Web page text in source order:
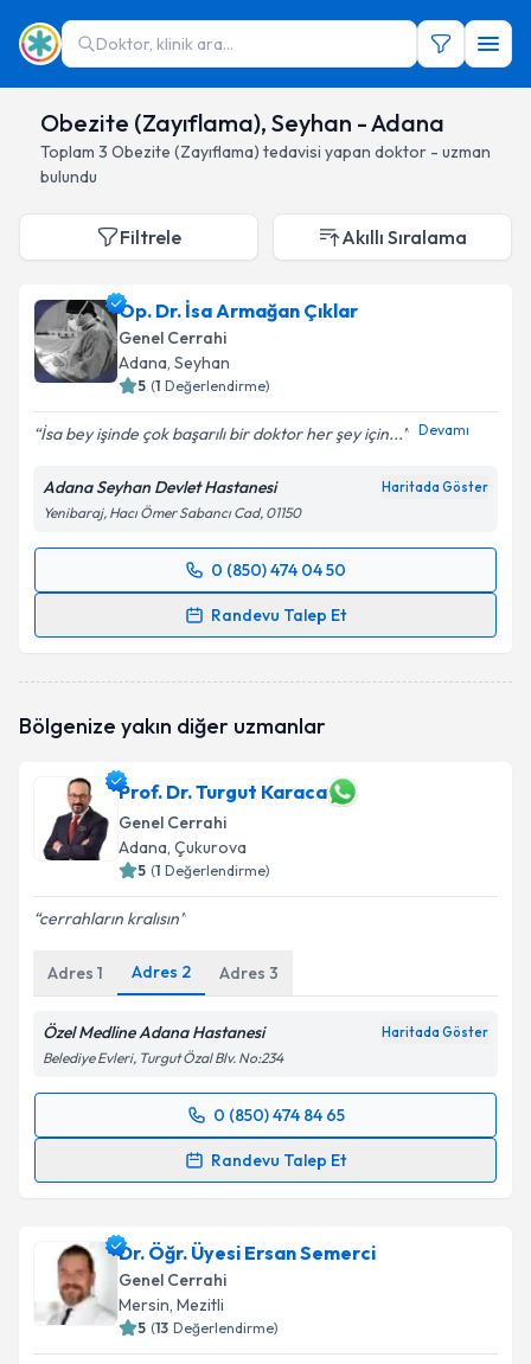
Doktor, klinik ara...
Obezite (Zayıflama), Seyhan - Adana
Toplam 3 Obezite (Zayıflama) tedavisi yapan doktor - uzman
bulundu
Filtrele Akıllı Sıralama
Op. Dr. İsa Armağan Çıklar
Genel Cerrahi
Adana, Seyhan
5 (1 Değerlendirme)
İsa bey işinde çok başarılı bir doktor her şey için... Devamı
Adana Seyhan Devlet Hastanesi Haritada Göster
Yenibaraj, Hacı Ömer Sabancı Cad, 01150
0 (850) 474 04 50
Randevu Talep Et
Randevu Takvimi Talebi
talebi oluşturun. Size bu uzmandan randevu almanız
bilgilendireceğiz.
E-posta Adresiniz
Kişisel verilerimin işlenmesine ilişkinAydınlatma
Metni'ni okudum ve kişisel verilerimin belirtilen
Bölgenize yakın diğer uzmanlar
Prof. Dr. Turgut Karaca
Genel Cerrahi
Adana, Çukurova
5 (1 Değerlendirme)
cerrahların kralısın
Adres 1 Adres 2 Adres 3
Özel Medline Adana Hastanesi Haritada Göster
Belediye Evleri, Turgut Özal Blv. No:234
0 (850) 474 84 65
Randevu Talep Et
Randevu Takvimi Talebi
takvim hazırlandığında e-posta ile bilgilendireceğiz.
E-posta Adresiniz
Dr. Öğr. Üyesi Ersan Semerci
Genel Cerrahi
Mersin, Mezitli
5 (13 Değerlendirme)